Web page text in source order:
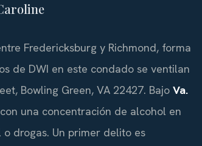
Fredericksburg y Richmond, forma
de DWI en este condado se ventilan
Bowling Green, VA 22427. Bajo Va.
una concentración de alcohol en
o drogas. Un primer delito es